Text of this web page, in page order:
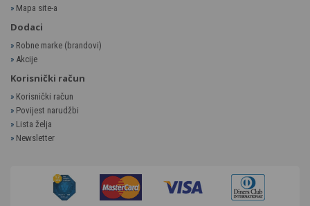
» Mapa site-a
Dodaci
» Robne marke (brandovi)
» Akcije
Korisnički račun
» Korisnički račun
» Povijest narudžbi
» Lista želja
» Newsletter